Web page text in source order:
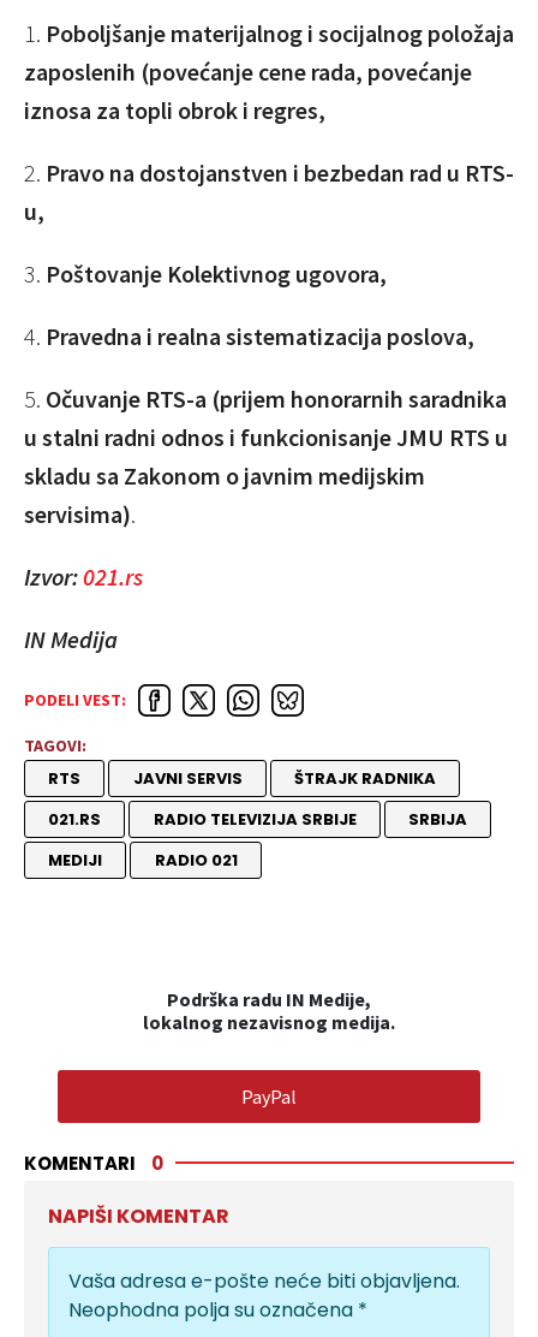
1. Poboljšanje materijalnog i socijalnog položaja
zaposlenih (povećanje cene rada, povećanje
iznosa za topli obrok i regres,
2. Pravo na dostojanstven i bezbedan rad u RTS-
u,
3. Poštovanje Kolektivnog ugovora,
4. Pravedna i realna sistematizacija poslova,
5. Očuvanje RTS-a (prijem honorarnih saradnika
u stalni radni odnos i funkcionisanje JMU RTS u
skladu sa Zakonom o javnim medijskim
servisima).
Izvor:021.rs
IN Medija
PODELI VEST:
TAGOVI:
RTS JAVNI SERVIS
ŠTRAJK RADNIKA
021.RS
RADIO TELEVIZIJA SRBIJE
SRBIJA
MEDIJI
RADIO 021
Podrška radu IN Medije,
lokalnog nezavisnog medija.
PayPal
KOMENTARI 0
NAPIŠI KOMENTAR
Vaša adresa e-pošte neće biti objavljena.
Neophodna polja su označena *